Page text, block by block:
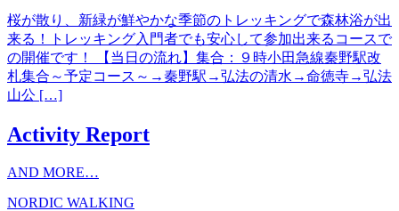
桜が散り、新緑が鮮やかな季節のトレッキングで森林浴が出
来る！トレッキング入門者でも安心して参加出来るコースで
の開催です！ 【当日の流れ】集合：９時小田急線秦野駅改
札集合～予定コース～→秦野駅→弘法の清水→命徳寺→弘法
山公 […]
Activity Report
AND MORE…
NORDIC WALKING